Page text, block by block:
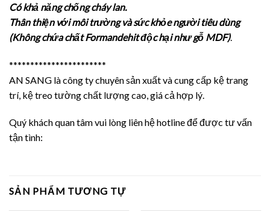
Có khả năng chống cháy lan.
Thân thiện với môi trường và sức khỏe người tiêu dùng
(Không chứa chất Formandehit độc hại như gỗ MDF).
***********************
AN SANG là công ty chuyên sản xuất và cung cấp kệ trang
trí, kệ treo tường chất lượng cao, giá cả hợp lý.
Quý khách quan tâm vui lòng liên hệ hotline để được tư vấn
tận tình:
SẢN PHẨM TƯƠNG TỰ